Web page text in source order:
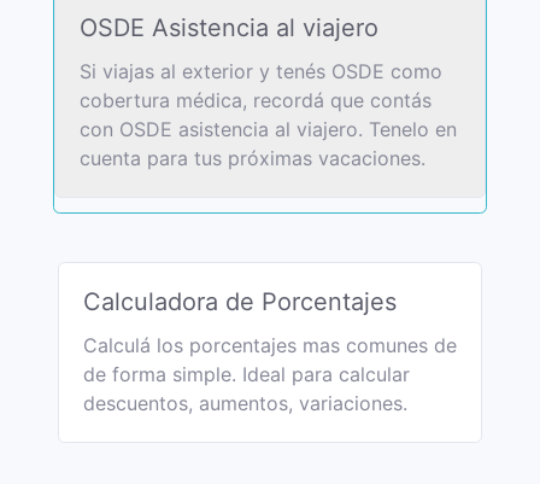
OSDE Asistencia al viajero
Si viajas al exterior y tenés OSDE como
cobertura médica, recordá que contás
con OSDE asistencia al viajero. Tenelo en
cuenta para tus próximas vacaciones.
Calculadora de Porcentajes
Calculá los porcentajes mas comunes de
de forma simple. Ideal para calcular
descuentos, aumentos, variaciones.